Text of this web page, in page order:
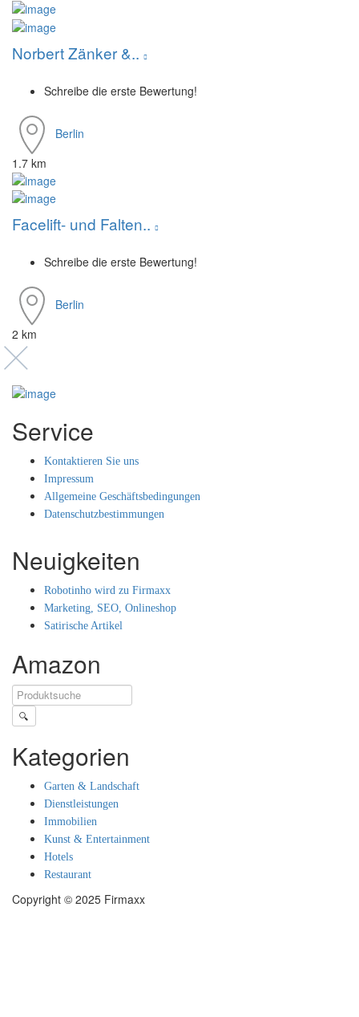
Norbert Zänker &..
Schreibe die erste Bewertung!
Berlin
1.7 km
Facelift- und Falten..
Schreibe die erste Bewertung!
Berlin
2 km
Service
Kontaktieren Sie uns
Impressum
Allgemeine Geschäftsbedingungen
Datenschutzbestimmungen
Neuigkeiten
Robotinho wird zu Firmaxx
Marketing, SEO, Onlineshop
Satirische Artikel
Amazon
🔍
Kategorien
Garten & Landschaft
Dienstleistungen
Immobilien
Kunst & Entertainment
Hotels
Restaurant
Copyright © 2025 Firmaxx